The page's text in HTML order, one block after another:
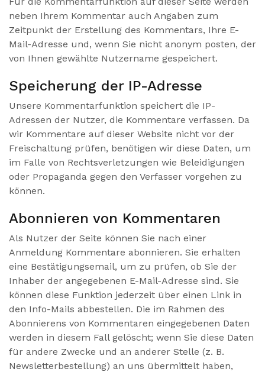
neben Ihrem Kommentar auch Angaben zum
Zeitpunkt der Erstellung des Kommentars, Ihre E-
Mail-Adresse und, wenn Sie nicht anonym posten, der
von Ihnen gewählte Nutzername gespeichert.
Speicherung der IP-Adresse
Unsere Kommentarfunktion speichert die IP-
Adressen der Nutzer, die Kommentare verfassen. Da
wir Kommentare auf dieser Website nicht vor der
Freischaltung prüfen, benötigen wir diese Daten, um
im Falle von Rechtsverletzungen wie Beleidigungen
oder Propaganda gegen den Verfasser vorgehen zu
können.
Abonnieren von Kommentaren
Als Nutzer der Seite können Sie nach einer
Anmeldung Kommentare abonnieren. Sie erhalten
eine Bestätigungsemail, um zu prüfen, ob Sie der
Inhaber der angegebenen E-Mail-Adresse sind. Sie
können diese Funktion jederzeit über einen Link in
den Info-Mails abbestellen. Die im Rahmen des
Abonnierens von Kommentaren eingegebenen Daten
werden in diesem Fall gelöscht; wenn Sie diese Daten
für andere Zwecke und an anderer Stelle (z. B.
Newsletterbestellung) an uns übermittelt haben,